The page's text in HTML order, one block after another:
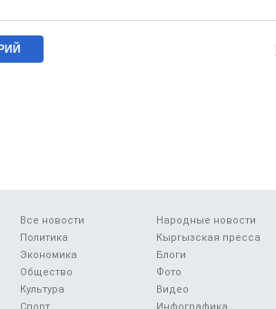
Все новости
Политика
Экономика
Общество
Культура
Народные новости
Кыргызская пресса
Блоги
Фото
Видео